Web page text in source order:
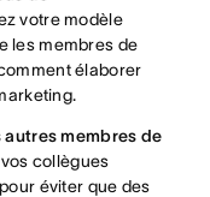
votre modèle
les membres de
élaborer
autres membres de
collègues
éviter que des